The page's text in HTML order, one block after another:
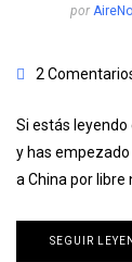
por
2
Si estás leyendo
y has
a China por libre
SEGUIR